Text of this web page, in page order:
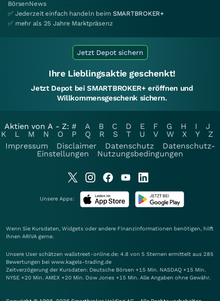
BörsenNews
✅ Jederzeit einfach handeln beim SMARTBROKER+
✅ mehr als 25 Jahre Marktpräsenz
Jetzt Depot sichern
Ihre Lieblingsaktie geschenkt!
Jetzt Depot bei SMARTBROKER+ eröffnen und
Willkommensgeschenk sichern.
Aktien von A - Z: # A B C D E F G H I
J
K
L M N O P Q R S T U V W X Y
Z
Impressum
Disclaimer Datenschutz
Datenschutz-
Einstellungen
Nutzungsbedingungen
Unsere Apps:
Wenn Sie Kursdaten, Widgets oder andere Finanzinformationen benötigen, hilft
Ihnen ARIVA gerne.
Unsere User schätzen wallstreet-online.de: 4.8 von 5 Sternen ermittelt aus 285
Bewertungen bei www.kagels-trading.de
Zeitverzögerung der Kursdaten: Deutsche Börsen +15 Min. NASDAQ +15 Min.
NYSE +20 Min. AMEX +20 Min. Dow Jones +15 Min. Alle Angaben ohne Gewähr.